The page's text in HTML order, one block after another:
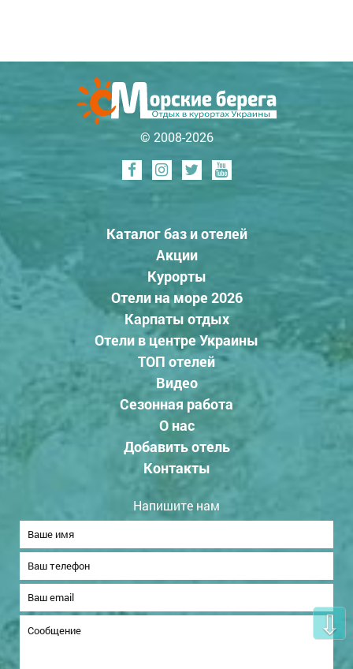
© 2008-2026
Каталог баз и отелей
Акции
Курорты
Отели на море 2026
Карпаты отдых
Отели в центре Украины
ТОП отелей
Видео
Сезонная работа
О нас
Добавить отель
Контакты
Напишите нам
⇩